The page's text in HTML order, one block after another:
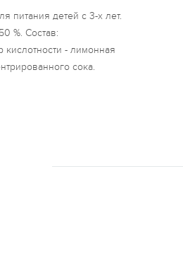
питания детей с 3-х лет.
%. Состав:
кислотности - лимонная
сока.